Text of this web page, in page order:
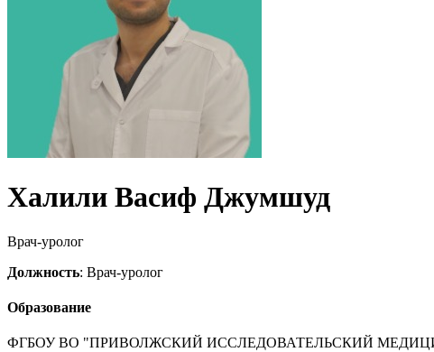
Халили Васиф Джумшуд
Врач-уролог
Должность: Врач-уролог
Образование
ФГБОУ ВО "ПРИВОЛЖСКИЙ ИССЛЕДОВАТЕЛЬСКИЙ